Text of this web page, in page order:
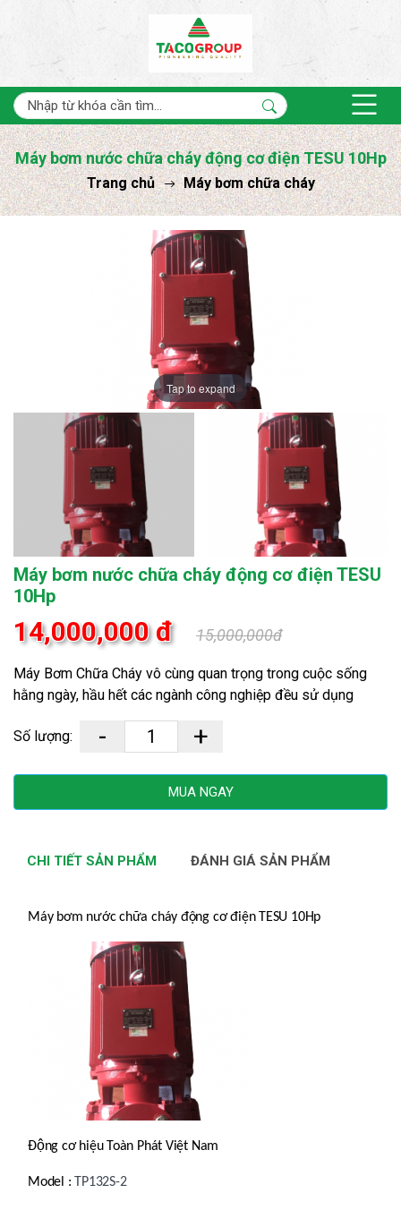
Máy bơm nước chữa cháy động cơ điện TESU 10Hp
Trang chủ Máy bơm chữa cháy
Tap to expand
Máy bơm nước chữa cháy động cơ điện TESU
10Hp
14,000,000 đ 15,000,000đ
Máy Bơm Chữa Cháy vô cùng quan trọng trong cuộc sống
hằng ngày, hầu hết các ngành công nghiệp đều sử dụng
Số lượng: - +
MUA NGAY
CHI TIẾT SẢN PHẨM ĐÁNH GIÁ SẢN PHẨM
Máy bơm nước chữa cháy động cơ điện TESU 10Hp
Động cơ hiệu Toàn Phát Việt Nam
Model : TP132S-2